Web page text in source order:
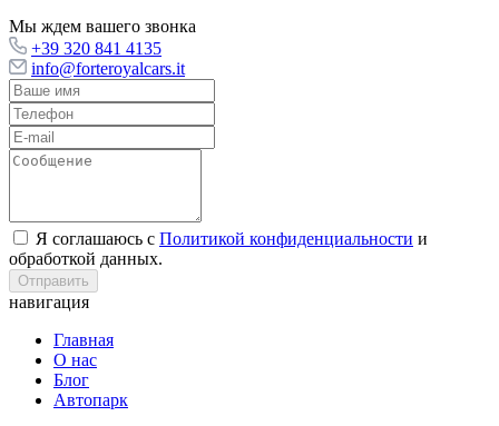
Мы ждем вашего звонка
+39 320 841 4135
info@forteroyalcars.it
Я соглашаюсь с Политикой конфиденциальности и
обработкой данных.
Отправить
навигация
Главная
О нас
Блог
Автопарк